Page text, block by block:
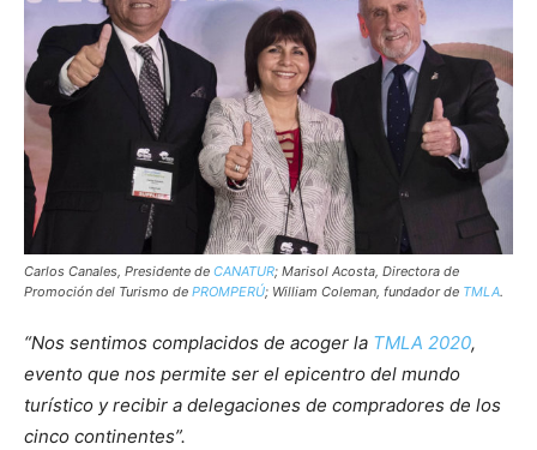
Carlos Canales, Presidente de CANATUR; Marisol Acosta, Directora de
Promoción del Turismo de PROMPERÚ; William Coleman, fundador de TMLA.
“Nos sentimos complacidos de acoger la TMLA 2020,
evento que nos permite ser el epicentro del mundo
turístico y recibir a delegaciones de compradores de los
cinco continentes”.